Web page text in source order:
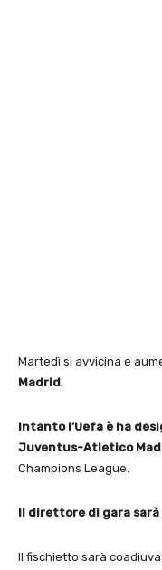
Martedì si avvicina e
Madrid.
Intanto l’Uefa è ha
Juventus-Atletico
Champions League.
Il direttore di gara sarà
Il fischietto sarà